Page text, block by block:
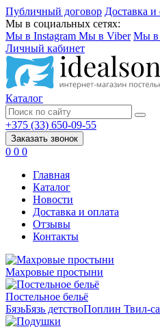
Публичный договор Доставка и
Мы в социальных сетях:
Мы в Instagram Мы в Viber Мы в
Личный кабинет
Каталог
+375 (33) 650-09-55
Заказать звонок
0 0 0
Главная
Каталог
Новости
Доставка и оплата
Отзывы
Контакты
Махровые простыни
Постельное бельё
БязьБязь детствоПоплин Твил-